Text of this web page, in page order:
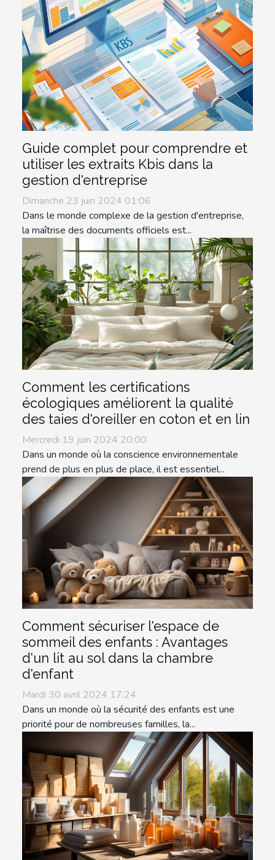
Guide complet pour comprendre et
utiliser les extraits Kbis dans la
gestion d'entreprise
Dimanche 23 juin 2024 01:06
Dans le monde complexe de la gestion d'entreprise,
la maîtrise des documents officiels est...
Comment les certifications
écologiques améliorent la qualité
des taies d'oreiller en coton et en lin
Mercredi 19 juin 2024 20:00
Dans un monde où la conscience environnementale
prend de plus en plus de place, il est essentiel...
Comment sécuriser l'espace de
sommeil des enfants : Avantages
d'un lit au sol dans la chambre
d'enfant
Mardi 30 avril 2024 17:24
Dans un monde où la sécurité des enfants est une
priorité pour de nombreuses familles, la...